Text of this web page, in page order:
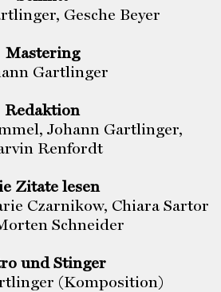
Gesche Beyer
Mastering
Gartlinger
Redaktion
Johann Gartlinger,
Renfordt
Zitate lesen
Czarnikow, Chiara Sartor
Schneider
und Stinger
(Komposition)